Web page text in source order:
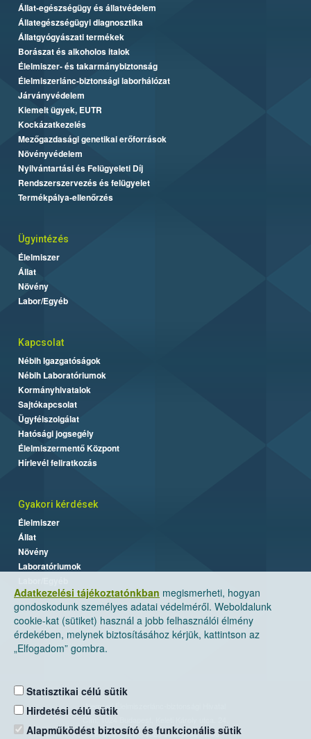
Adatkezelési tájékoztatónkban megismerheti, hogyan
gondoskodunk személyes adatai védelméről. Weboldalunk
cookie-kat (sütiket) használ a jobb felhasználói élmény
érdekében, melynek biztosításához kérjük, kattintson az
„Elfogadom” gombra.
Statisztikai célú sütik
Hirdetési célú sütik
Alapműködést biztosító és funkcionális sütik
Állat-egészségügy és állatvédelem
Állategészségügyi diagnosztika
Állatgyógyászati termékek
Borászat és alkoholos italok
Élelmiszer- és takarmánybiztonság
Élelmiszerlánc-biztonsági laborhálózat
Járványvédelem
Kiemelt ügyek, EUTR
Kockázatkezelés
Mezőgazdasági genetikai erőforrások
Növényvédelem
Nyilvántartási és Felügyeleti Díj
Rendszerszervezés és felügyelet
Termékpálya-ellenőrzés
Ügyintézés
Élelmiszer
Állat
Növény
Labor/Egyéb
Kapcsolat
Nébih Igazgatóságok
Nébih Laboratóriumok
Kormányhivatalok
Sajtókapcsolat
Ügyfélszolgálat
Hatósági jogsegély
Élelmiszermentő Központ
Hírlevél feliratkozás
Gyakori kérdések
Élelmiszer
Állat
Növény
Laboratóriumok
Nemzeti Élelmiszerlánc-biztonsági Hivatal
Levelezési cím: 1525 Budapest. Pf. 30.